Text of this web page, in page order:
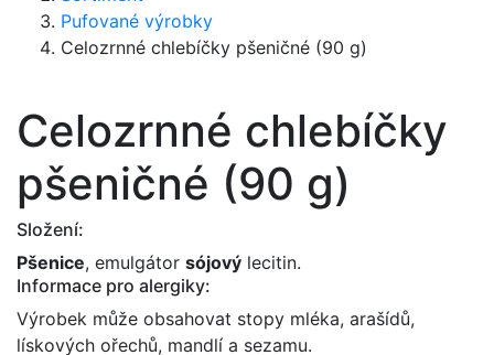
Pufované výrobky
Celozrnné chlebíčky pšeničné (90 g)
Celozrnné chlebíčky
pšeničné (90 g)
Složení:
Pšenice, emulgátor sójový lecitin.
Informace pro alergiky:
Výrobek může obsahovat stopy mléka, arašídů,
lískových ořechů, mandlí a sezamu.